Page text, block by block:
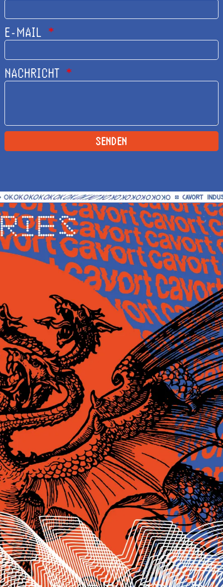
E-MAIL
NACHRICHT
SENDEN